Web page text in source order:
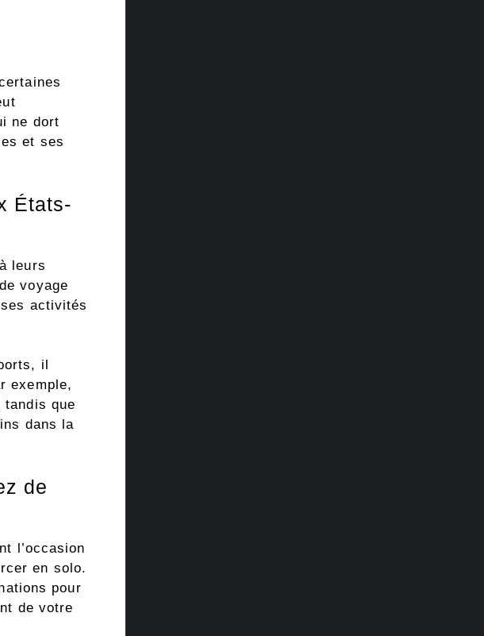
ne dort
et ses
États-
leurs
voyage
activités
il
exemple,
tandis que
dans la
de
l’occasion
en solo.
pour
de votre